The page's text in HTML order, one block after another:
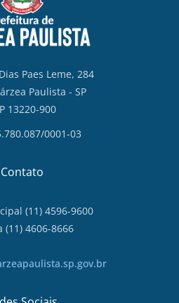
Paes Leme, 284
Paulista - SP
13220-900
0001-03
Contato
(11) 4596-9600
(11) 4606-8666